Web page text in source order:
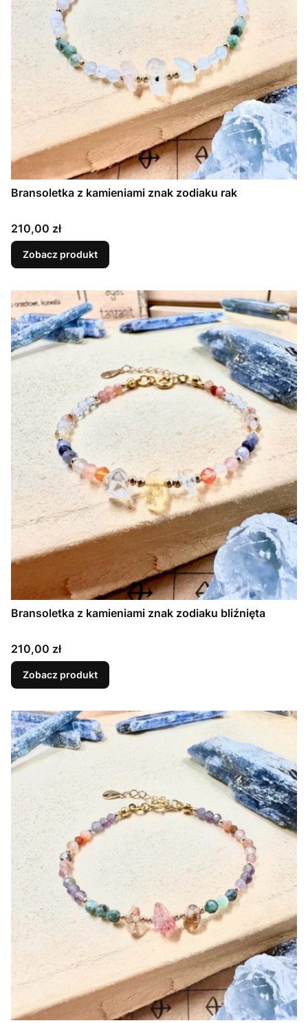
Bransoletka z kamieniami znak zodiaku rak
Cena
210,00 zł
Zobacz produkt
Bransoletka z kamieniami znak zodiaku bliźnięta
Cena
210,00 zł
Zobacz produkt